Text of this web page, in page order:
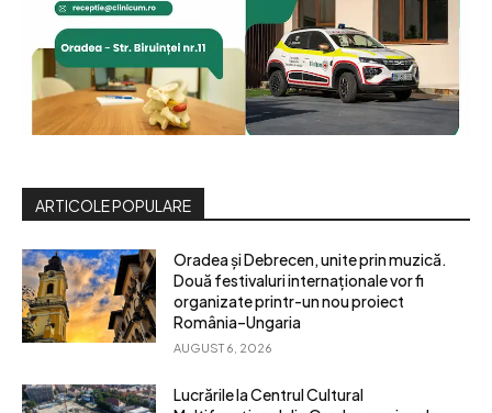
ARTICOLE POPULARE
Oradea și Debrecen, unite prin muzică.
Două festivaluri internaționale vor fi
organizate printr-un nou proiect
România–Ungaria
AUGUST 6, 2026
Lucrările la Centrul Cultural